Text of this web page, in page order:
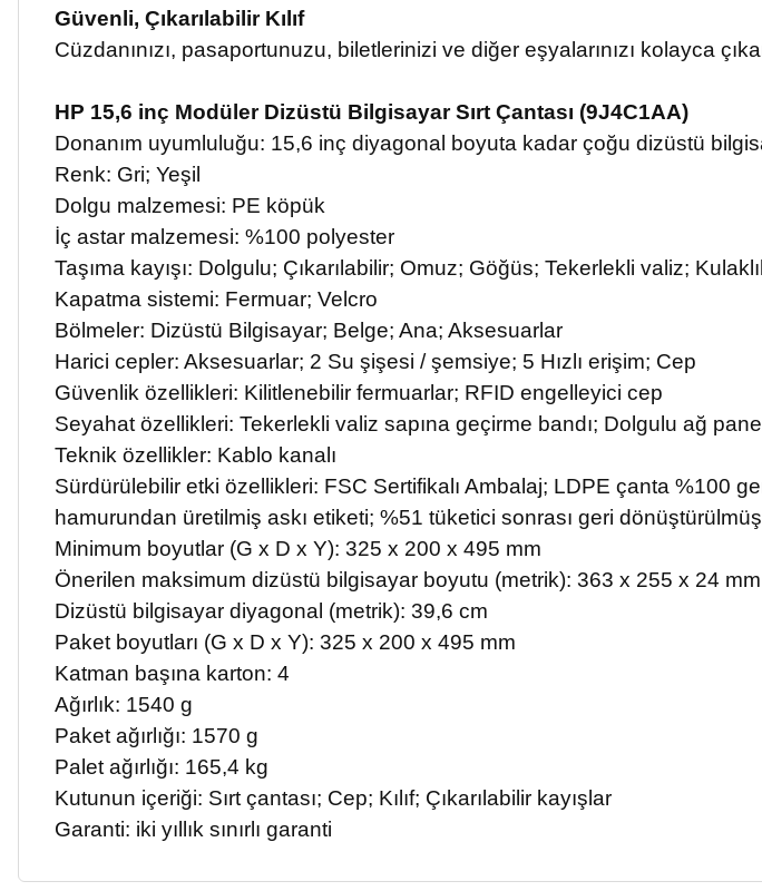
Güvenli, Çıkarılabilir Kılıf
Cüzdanınızı, pasaportunuzu, biletlerinizi ve diğer eşyalarınızı kolayca
HP 15,6 inç Modüler Dizüstü Bilgisayar Sırt Çantası (9J4C1AA)
Donanım uyumluluğu: 15,6 inç diyagonal boyuta kadar çoğu dizüstü
Renk: Gri; Yeşil
Dolgu malzemesi: PE köpük
İç astar malzemesi: %100 polyester
Taşıma kayışı: Dolgulu; Çıkarılabilir; Omuz; Göğüs; Tekerlekli valiz;
Kapatma sistemi: Fermuar; Velcro
Bölmeler: Dizüstü Bilgisayar; Belge; Ana; Aksesuarlar
Harici cepler: Aksesuarlar; 2 Su şişesi / şemsiye; 5 Hızlı erişim; Cep
Güvenlik özellikleri: Kilitlenebilir fermuarlar; RFID engelleyici cep
Seyahat özellikleri: Tekerlekli valiz sapına geçirme bandı; Dolgulu ağ
Teknik özellikler: Kablo kanalı
Sürdürülebilir etki özellikleri: FSC Sertifikalı Ambalaj; LDPE çanta %100
hamurundan üretilmiş askı etiketi; %51 tüketici sonrası geri
Minimum boyutlar (G x D x Y): 325 x 200 x 495 mm
Önerilen maksimum dizüstü bilgisayar boyutu (metrik): 363 x 255 x 24 mm
Dizüstü bilgisayar diyagonal (metrik): 39,6 cm
Paket boyutları (G x D x Y): 325 x 200 x 495 mm
Katman başına karton: 4
Ağırlık: 1540 g
Paket ağırlığı: 1570 g
Palet ağırlığı: 165,4 kg
Kutunun içeriği: Sırt çantası; Cep; Kılıf; Çıkarılabilir kayışlar
Garanti: iki yıllık sınırlı garanti